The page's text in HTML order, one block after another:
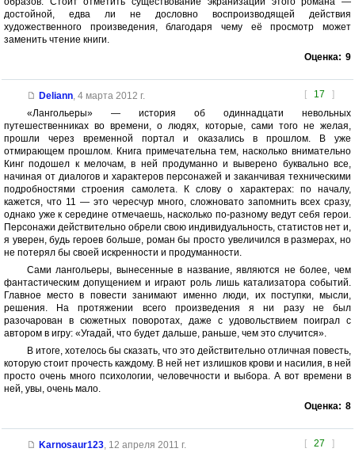
достойной, едва ли не дословно воспроизводящей действия
художественного произведения, благодаря чему её просмотр может
заменить чтение книги.
Оценка: 9
[ 17 ]
Deliann, 4 марта 2012 г.
«Лангольеры» — история об одиннадцати невольных
путешественниках во времени, о людях, которые, сами того не желая,
прошли через временной портал и оказались в прошлом. В уже
отмирающем прошлом. Книга примечательна тем, насколько внимательно
Кинг подошел к мелочам, в ней продуманно и выверено буквально все,
начиная от диалогов и характеров персонажей и заканчивая техническими
подробностями строения самолета. К слову о характерах: по началу,
кажется, что 11 — это чересчур много, сложновато запомнить всех сразу,
однако уже к середине отмечаешь, насколько по-разному ведут себя герои.
Персонажи действительно обрели свою индивидуальность, статистов нет и,
я уверен, будь героев больше, роман бы просто увеличился в размерах, но
не потерял бы своей искренности и продуманности.
Сами лангольеры, вынесенные в название, являются не более, чем
фантастическим допущением и играют роль лишь катализатора событий.
Главное место в повести занимают именно люди, их поступки, мысли,
решения. На протяжении всего произведения я ни разу не был
разочарован в сюжетных поворотах, даже с удовольствием поиграл с
автором в игру: «Угадай, что будет дальше, раньше, чем это случится».
В итоге, хотелось бы сказать, что это действительно отличная повесть,
которую стоит прочесть каждому. В ней нет излишков крови и насилия, в ней
просто очень много психологии, человечности и выбора. А вот времени в
ней, увы, очень мало.
Оценка: 8
[ 27 ]
Karnosaur123, 12 апреля 2011 г.